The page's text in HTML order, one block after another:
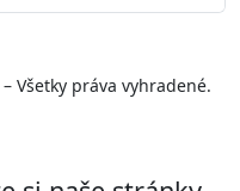
Všetky práva vyhradené.